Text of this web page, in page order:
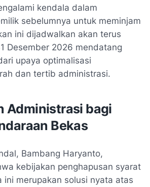
kendala dalam
sebelumnya untuk meminjam
ini dijadwalkan akan terus
Desember 2026 mendatang
upaya optimalisasi
dan tertib administrasi.
Administrasi bagi
Bekas
Bambang Haryanto,
kebijakan penghapusan syarat
ini merupakan solusi nyata atas